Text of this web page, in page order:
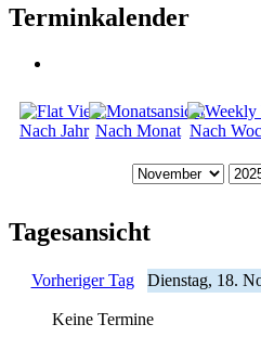
Terminkalender
Nach Jahr Nach Monat Nach
Tagesansicht
Vorheriger Tag Dienstag, 18.
Keine Termine